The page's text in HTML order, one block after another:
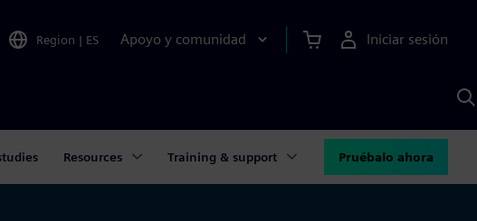
Region | ES Apoyo y comunidad Iniciar sesión
Resources Training & support Pruébalo ahora